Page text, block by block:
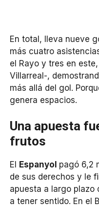
En total, lleva nueve
más cuatro
el Rayo y tres en
Villarreal-,
más allá del gol.
genera espacios.
Una apuesta
frutos
El Espanyol pagó 6,2
de sus derechos y le
apuesta a largo plazo
a tener sentido. En el